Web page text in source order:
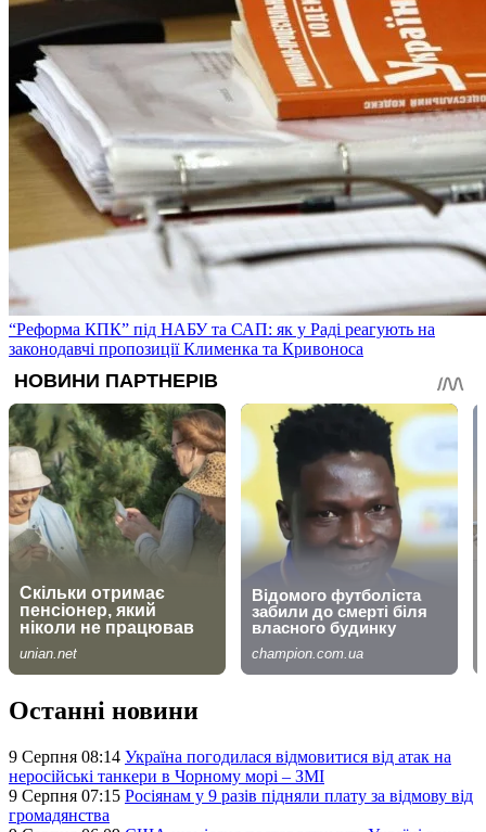
“Реформа КПК” під НАБУ та САП: як у Раді реагують на
законодавчі пропозиції Клименка та Кривоноса
Останні новини
9 Серпня 08:14 Україна погодилася відмовитися від атак на
неросійські танкери в Чорному морі – ЗМІ
9 Серпня 07:15 Росіянам у 9 разів підняли плату за відмову від
громадянства